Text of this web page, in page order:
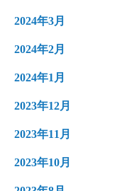
2024年3月
2024年2月
2024年1月
2023年12月
2023年11月
2023年10月